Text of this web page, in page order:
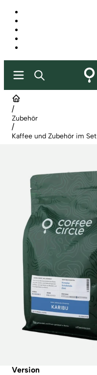
/
Zubehör
/
Kaffee und Zubehör im Set
Version